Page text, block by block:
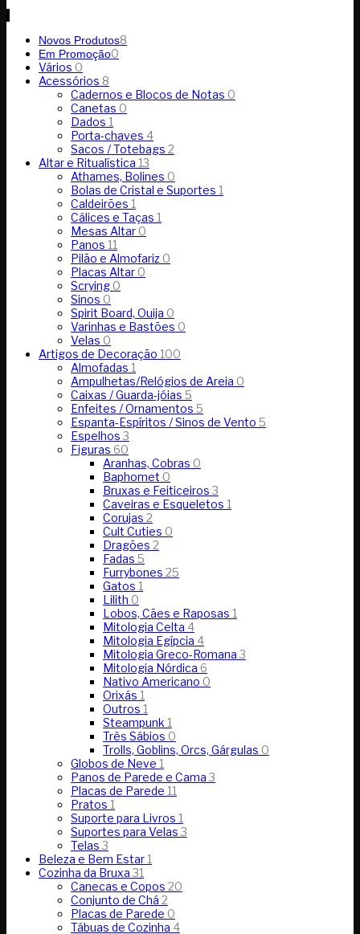
Novos Produtos8
Em Promoção0
Vários 0
Acessórios 8
Cadernos e Blocos de Notas 0
Canetas 0
Dados 1
Porta-chaves 4
Sacos / Totebags 2
Altar e Ritualística 13
Athames, Bolines 0
Bolas de Cristal e Suportes 1
Caldeirões 1
Cálices e Taças 1
Mesas Altar 0
Panos 11
Pilão e Almofariz 0
Placas Altar 0
Scrying 0
Sinos 0
Spirit Board, Ouija 0
Varinhas e Bastões 0
Velas 0
Artigos de Decoração 100
Almofadas 1
Ampulhetas/Relógios de Areia 0
Caixas / Guarda-jóias 5
Enfeites / Ornamentos 5
Espanta-Espíritos / Sinos de Vento 5
Espelhos3
Figuras 60
Aranhas, Cobras 0
Baphomet 0
Bruxas e Feiticeiros3
Caveiras e Esqueletos 1
Corujas 2
Cult Cuties 0
Dragões 2
Fadas 5
Furrybones 25
Gatos 1
Lilith 0
Lobos, Cães e Raposas 1
Mitologia Celta 4
Mitologia Egípcia 4
Mitologia Greco-Romana3
Mitologia Nórdica 6
Nativo Americano 0
Orixás 1
Outros 1
Steampunk 1
Três Sábios 0
Trolls, Goblins, Orcs, Gárgulas 0
Globos de Neve 1
Panos de Parede e Cama3
Placas de Parede 11
Pratos 1
Suporte para Livros 1
Suportes para Velas3
Telas3
Beleza e Bem Estar 1
Cozinha da Bruxa31
Canecas e Copos 20
Conjunto de Chá 2
Placas de Parede 0
Tábuas de Cozinha 4